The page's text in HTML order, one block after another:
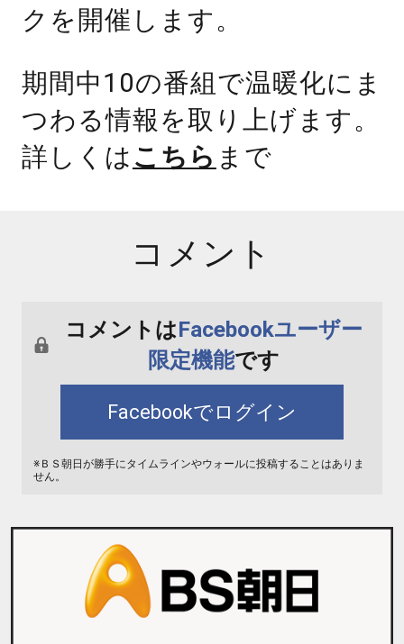
クを開催します。
期間中10の番組で温暖化にま
つわる情報を取り上げます。
詳しくは こちら まで
コメント
コメントはFacebookユーザー
限定機能です
Facebookでログイン
※ＢＳ朝日が勝手にタイムラインやウォールに投稿することはありま
せん。